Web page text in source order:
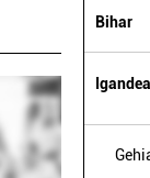
Bihar
Igandea